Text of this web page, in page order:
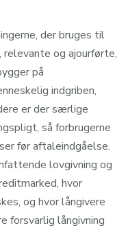
der bruges til
og ajourførte,
på
indgriben,
er der særlige
så forbrugerne
før aftaleindgåelse.
lovgivning og
hvor
og hvor långivere
forsvarlig långivning